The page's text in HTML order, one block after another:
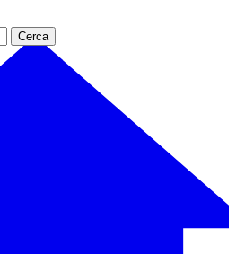
Cerca